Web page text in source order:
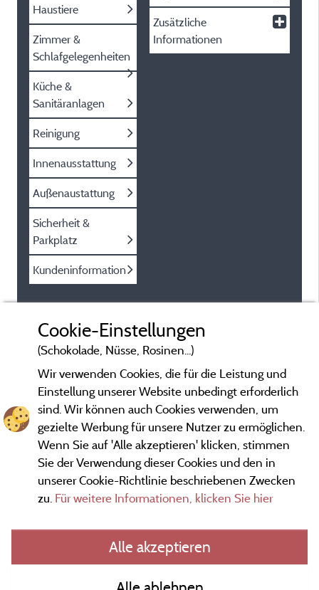
Haustiere
Zimmer &
Schlafgelegenheiten
Küche &
Sanitäranlagen
Reinigung
Innenausstattung
Außenaustattung
Sicherheit &
Parkplatz
Kundeninformation
Zusätzliche
Informationen
Gesetzliche Bedingungen
Herausgeberinformationen und Adressen
Cookie-Einstellungen
(Schokolade, Nüsse, Rosinen...)
Wir verwenden Cookies, die für die Leistung und
Einstellung unserer Website unbedingt erforderlich
sind. Wir können auch Cookies verwenden, um
gezielte Werbung für unsere Nutzer zu ermöglichen.
Wenn Sie auf 'Alle akzeptieren' klicken, stimmen
Sie der Verwendung dieser Cookies und den in
unserer Cookie-Richtlinie beschriebenen Zwecken
zu. Für weitere Informationen, klicken Sie hier
Alle akzeptieren